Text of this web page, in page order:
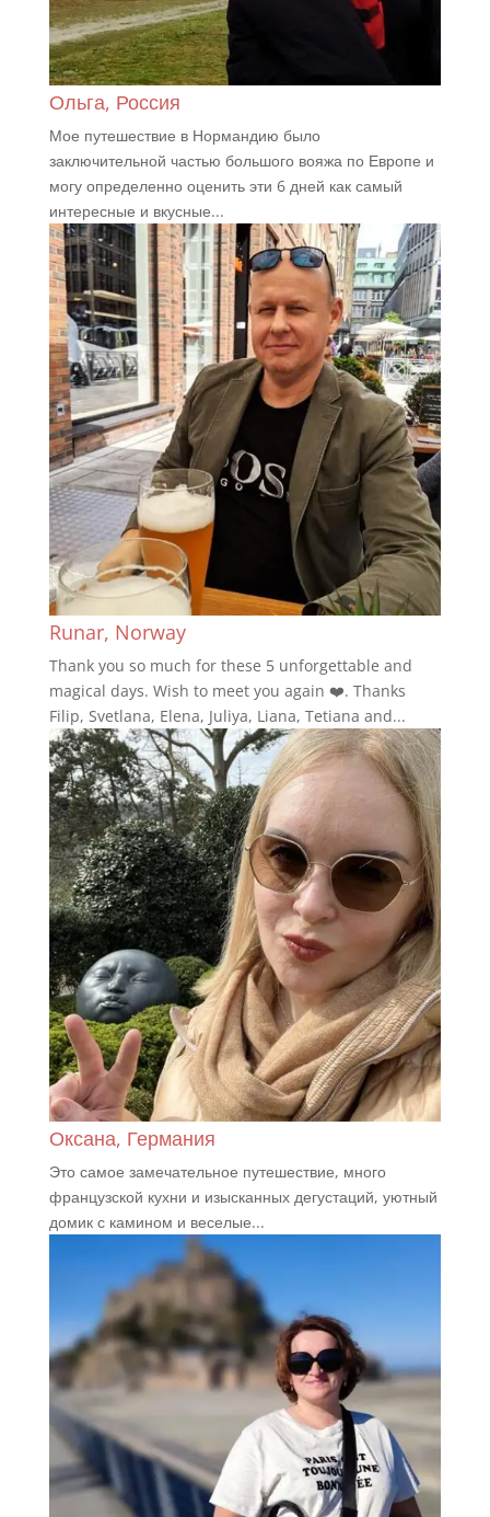
Ольга, Россия
Мое путешествие в Нормандию было
заключительной частью большого вояжа по Европе и
могу определенно оценить эти 6 дней как самый
интересные и вкусные...
Runar, Norway
Thank you so much for these 5 unforgettable and
magical days. Wish to meet you again ❤️. Thanks
Filip, Svetlana, Elena, Juliya, Liana, Tetiana and...
Оксана, Германия
Это самое замечательное путешествие, много
французской кухни и изысканных дегустаций, уютный
домик с камином и веселые...